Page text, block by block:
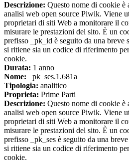
Descrizione: Questo nome di cookie è
analisi web open source Piwik. Viene
proprietari di siti Web a monitorare il
misurare le prestazioni del sito. È un
prefisso _pk_id è seguito da una breve
si ritiene sia un codice di riferimento
cookie.
Durata: 1 anno
Nome: _pk_ses.1.681a
Tipologia: analitico
Proprieta: Prime Parti
Descrizione: Questo nome di cookie è
analisi web open source Piwik. Viene
proprietari di siti Web a monitorare il
misurare le prestazioni del sito. È un
prefisso _pk_ses è seguito da una
si ritiene sia un codice di riferimento
cookie.